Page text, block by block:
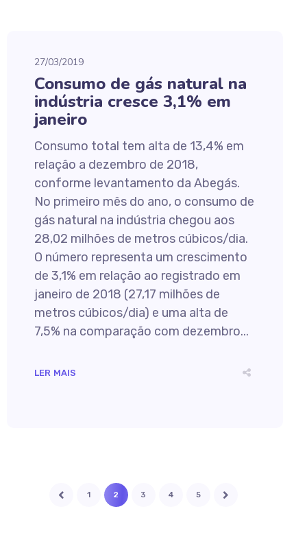
27/03/2019
Consumo de gás natural na
indústria cresce 3,1% em
janeiro
Consumo total tem alta de 13,4% em
relação a dezembro de 2018,
conforme levantamento da Abegás.
No primeiro mês do ano, o consumo de
gás natural na indústria chegou aos
28,02 milhões de metros cúbicos/dia.
O número representa um crescimento
de 3,1% em relação ao registrado em
janeiro de 2018 (27,17 milhões de
metros cúbicos/dia) e uma alta de
7,5% na comparação com dezembro...
LER MAIS
1 2 3 4 5